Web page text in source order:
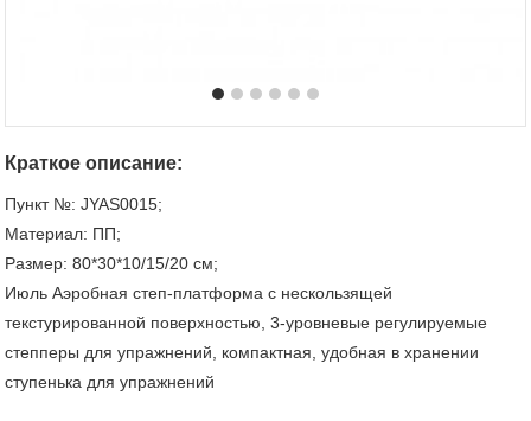
Краткое описание:
Пункт №: JYAS0015;
Материал: ПП;
Размер: 80*30*10/15/20 см;
Июль Аэробная степ-платформа с нескользящей
текстурированной поверхностью, 3-уровневые регулируемые
степперы для упражнений, компактная, удобная в хранении
ступенька для упражнений